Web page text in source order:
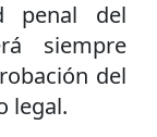
penal del
siempre
del
legal.